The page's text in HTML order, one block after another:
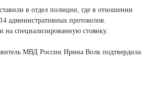
в отдел полиции, где в отношении
административных протоколов.
на специализированную стоянку.
МВД России Ирина Волк подтвердила